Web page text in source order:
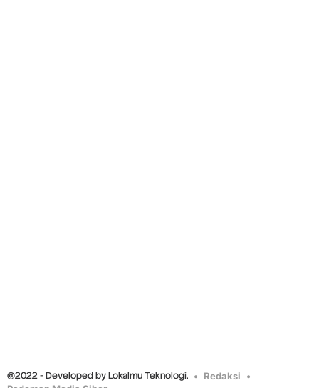
@2022 - Developed by Lokalmu Teknologi.
Redaksi